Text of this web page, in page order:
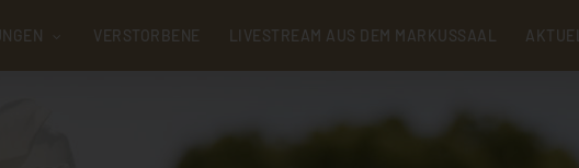
VERSTORBENE LIVESTREAM AUS DEM MARKUSSAAL